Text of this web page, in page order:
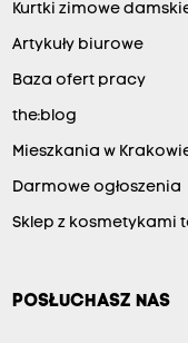
Kurtki zimowe
Artykuły biurowe
Baza ofert pracy
the:blog
Mieszkania w
Darmowe ogłoszenia
Sklep z kosmetykami
POSŁUCHASZ NAS